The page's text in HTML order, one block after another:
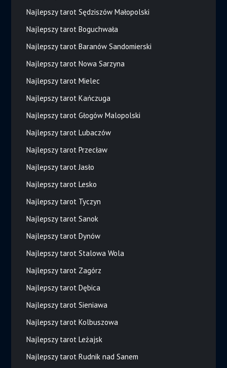
Najlepszy tarot Sędziszów Małopolski
Najlepszy tarot Boguchwała
Najlepszy tarot Baranów Sandomierski
Najlepszy tarot Nowa Sarzyna
Najlepszy tarot Mielec
Najlepszy tarot Kańczuga
Najlepszy tarot Głogów Malopolski
Najlepszy tarot Lubaczów
Najlepszy tarot Przecław
Najlepszy tarot Jasło
Najlepszy tarot Lesko
Najlepszy tarot Tyczyn
Najlepszy tarot Sanok
Najlepszy tarot Dynów
Najlepszy tarot Stalowa Wola
Najlepszy tarot Zagórz
Najlepszy tarot Dębica
Najlepszy tarot Sieniawa
Najlepszy tarot Kolbuszowa
Najlepszy tarot Leżajsk
Najlepszy tarot Rudnik nad Sanem